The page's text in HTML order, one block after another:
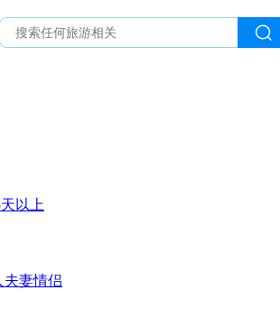
以上
夫妻情侣